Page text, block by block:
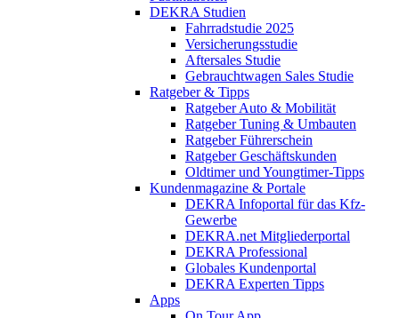
DEKRA Studien
Fahrradstudie 2025
Versicherungsstudie
Aftersales Studie
Gebrauchtwagen Sales Studie
Ratgeber & Tipps
Ratgeber Auto & Mobilität
Ratgeber Tuning & Umbauten
Ratgeber Führerschein
Ratgeber Geschäftskunden
Oldtimer und Youngtimer-Tipps
Kundenmagazine & Portale
DEKRA Infoportal für das Kfz-
Gewerbe
DEKRA.net Mitgliederportal
DEKRA Professional
Globales Kundenportal
DEKRA Experten Tipps
Apps